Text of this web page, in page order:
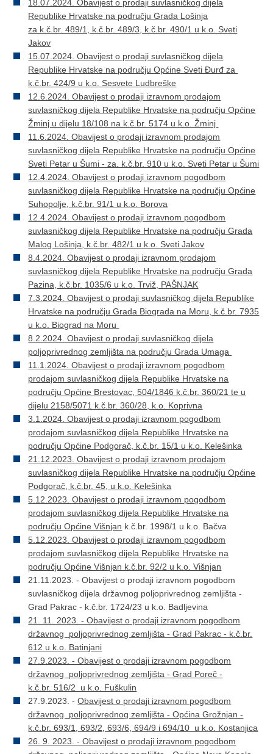
18.07.2024. Obavijest o prodaji suvlasničkog dijela
Republike Hrvatske na području Grada Lošinja
za k.č.br. 489/1, k.č.br. 489/3, k.č.br. 490/1 u k.o. Sveti
Jakov
15.07.2024. Obavijest o prodaji suvlasničkog dijela
Republike Hrvatske na području Općine Sveti Đurđ za
k.č.br. 424/9 u k.o. Sesvete Ludbreške
12.6.2024. Obavijest o prodaji izravnom prodajom
suvlasničkog dijela Republike Hrvatske na području Općine
Žminj u dijelu 18/108 na k.č.br. 5174 u k.o. Žminj
11.6.2024. Obavijest o prodaji izravnom prodajom
suvlasničkog dijela Republike Hrvatske na području Općine
Sveti Petar u Šumi - za. k.č.br. 910 u k.o. Sveti Petar u Šumi
12.4.2024. Obavijest o prodaji izravnom pogodbom
suvlasničkog dijela Republike Hrvatske na području Općine
Suhopolje, k.č.br. 91/1 u k.o. Borova
12.4.2024. Obavijest o prodaji izravnom pogodbom
suvlasničkog dijela Republike Hrvatske na području Grada
Malog Lošinja, k.č.br. 482/1 u k.o. Sveti Jakov
8.4.2024. Obavijest o prodaji izravnom prodajom
suvlasničkog dijela Republike Hrvatske na području Grada
Pazina, k.č.br. 1035/6 u k.o. Trviž, PAŠNJAK
7.3.2024. Obavijest o prodaji suvlasničkog dijela Republike
Hrvatske na području Grada Biograda na Moru, k.č.br. 7935
u k.o. Biograd na Moru
8.2.2024. Obavijest o prodaji suvlasničkog dijela
poljoprivrednog zemljišta na području Grada Umaga
11.1.2024. Obavijest o prodaji izravnom pogodbom
prodajom suvlasničkog dijela Republike Hrvatske na
području Općine Brestovac, 504/1846 k.č.br. 360/21 te u
dijelu 2158/5071 k.č.br. 360/28, k.o. Koprivna
3.1.2024. Obavijest o prodaji izravnom pogodbom
prodajom suvlasničkog dijela Republike Hrvatske na
području Općine Podgorač, k.č.br. 15/1 u k.o. Kelešinka
21.12.2023. Obavijest o prodaji izravnom prodajom
suvlasničkog dijela Republike Hrvatske na području Općine
Podgorač, k.č.br. 45, u k.o. Kelešinka
5.12.2023. Obavijest o prodaji izravnom pogodbom
prodajom suvlasničkog dijela Republike Hrvatske na
području Općine Višnjan k.č.br. 1998/1 u k.o. Bačva
5.12.2023. Obavijest o prodaji izravnom pogodbom
prodajom suvlasničkog dijela Republike Hrvatske na
području Općine Višnjan k.č.br. 92/2 u k.o. Višnjan
21.11.2023. - Obavijest o prodaji izravnom pogodbom
suvlasničkog dijela državnog poljoprivrednog zemljišta -
Grad Pakrac - k.č.br. 1724/23 u k.o. Badljevina
21. 11. 2023. - Obavijest o prodaji izravnom pogodbom
državnog poljoprivrednog zemljišta - Grad Pakrac - k.č.br.
612 u k.o. Batinjani
27.9.2023. - Obavijest o prodaji izravnom pogodbom
državnog poljoprivrednog zemljišta - Grad Poreč -
k.č.br. 516/2 u k.o. Fuškulin
27.9.2023. -Obavijest o prodaji izravnom pogodbom
državnog poljoprivrednog zemljišta - Općina Grožnjan -
k.č.br. 693/1, 693/2, 693/6, 694/9 i 694/10 u k.o. Kostanjica
26. 9. 2023. - Obavijest o prodaji izravnom pogodbom